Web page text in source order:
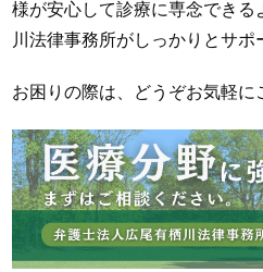
様が安心して診療に専念できる
川法律事務所がしっかりとサポ
お困りの際は、どうぞお気軽に